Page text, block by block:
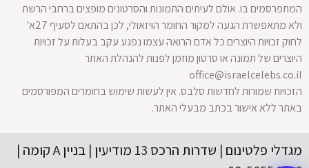
המתפרסמים בו. אולם לעיתים התמונות והסרטונים מופצים ברחבי הרשת
ולא מתאפשרת הגעה למקור החומר הויזאולי, לכן בהתאם לסעיף 27א'
לחוק זכויות היוצרים כל אדם הרואה עצמו נפגע עקב בעלות על זכויות
היוצרים של תמונה או סרטון מוזמן לפנות להנהלת האתר
office@israelcelebs.co.il
הזכויות שמורות לחדשות סלבס. אין לעשות שימוש בחומרים המפורסמים
באתר ללא אישור בכתב מבעלי האתר.
מגדלי פלטינום | שדרות הרכס 13 מודיעין | בניין A קומה |